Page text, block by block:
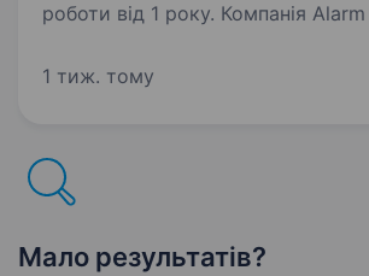
роботи від 1 року. Компанія Alarm в пошуках
систем безпеки, таких як:
бажаєш знайти своє місце…
1 тиж. тому
Мало результатів?